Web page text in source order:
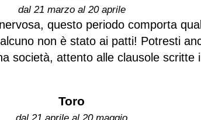
dal 21 marzo al 20 aprile
questo periodo comporta
non è stato ai patti! Potresti
società, attento alle clausole scritte
Toro